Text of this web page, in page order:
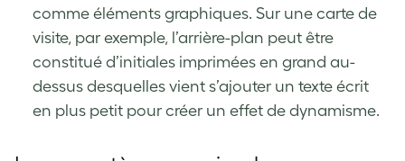
comme éléments graphiques. Sur une carte de
visite, par exemple, l’arrière-plan peut être
constitué d’initiales imprimées en grand au-
dessus desquelles vient s’ajouter un texte écrit
en plus petit pour créer un effet de dynamisme.